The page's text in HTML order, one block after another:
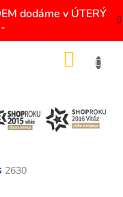
dodáme v ÚTERÝ
2630